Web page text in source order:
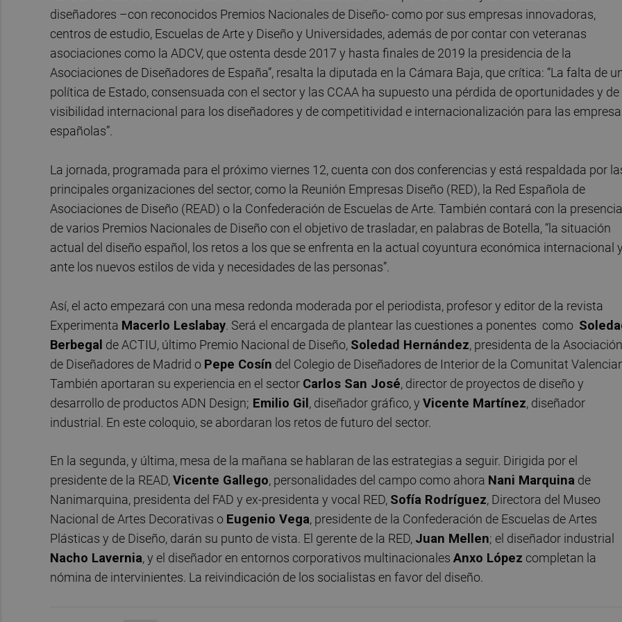
diseñadores –con reconocidos Premios Nacionales de Diseño- como por sus empresas innovadoras,
centros de estudio, Escuelas de Arte y Diseño y Universidades, además de por contar con veteranas
asociaciones como la ADCV, que ostenta desde 2017 y hasta finales de 2019 la presidencia de la
Asociaciones de Diseñadores de España”, resalta la diputada en la Cámara Baja, que crítica: “La falta de
política de Estado, consensuada con el sector y las CCAA ha supuesto una pérdida de oportunidades y de
visibilidad internacional para los diseñadores y de competitividad e internacionalización para las
españolas”.
La jornada, programada para el próximo viernes 12, cuenta con dos conferencias y está respaldada por
principales organizaciones del sector, como la Reunión Empresas Diseño (RED), la Red Española de
Asociaciones de Diseño (READ) o la Confederación de Escuelas de Arte. También contará con la presencia
de varios Premios Nacionales de Diseño con el objetivo de trasladar, en palabras de Botella, “la situación
actual del diseño español, los retos a los que se enfrenta en la actual coyuntura económica internacional y
ante los nuevos estilos de vida y necesidades de las personas”.
Así, el acto empezará con una mesa redonda moderada por el periodista, profesor y editor de la revista
Experimenta Macerlo Leslabay. Será el encargada de plantear las cuestiones a ponentes como
Berbegal de ACTIU, último Premio Nacional de Diseño, Soledad Hernández, presidenta de la Asociación
de Diseñadores de Madrid o Pepe Cosín del Colegio de Diseñadores de Interior de la Comunitat
También aportaran su experiencia en el sector Carlos San José, director de proyectos de diseño y
desarrollo de productos ADN Design; Emilio Gil, diseñador gráfico, y Vicente Martínez, diseñador
industrial. En este coloquio, se abordaran los retos de futuro del sector.
En la segunda, y última, mesa de la mañana se hablaran de las estrategias a seguir. Dirigida por el
presidente de la READ,Vicente Gallego, personalidades del campo como ahora Nani Marquina de
Nanimarquina, presidenta del FAD y ex-presidenta y vocal RED, Sofía Rodríguez, Directora del Museo
Nacional de Artes Decorativas o Eugenio Vega, presidente de la Confederación de Escuelas de Artes
Plásticas y de Diseño, darán su punto de vista. El gerente de la RED, Juan Mellen; el diseñador industrial
Nacho Lavernia, y el diseñador en entornos corporativos multinacionales Anxo López completan la
nómina de intervinientes. La reivindicación de los socialistas en favor del diseño.